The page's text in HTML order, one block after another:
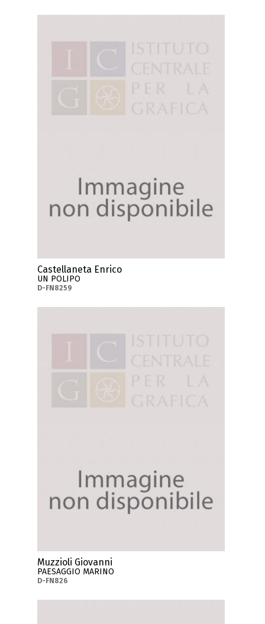
Castellaneta Enrico
UN POLIPO
D-FN8259
Muzzioli Giovanni
PAESAGGIO MARINO
D-FN826